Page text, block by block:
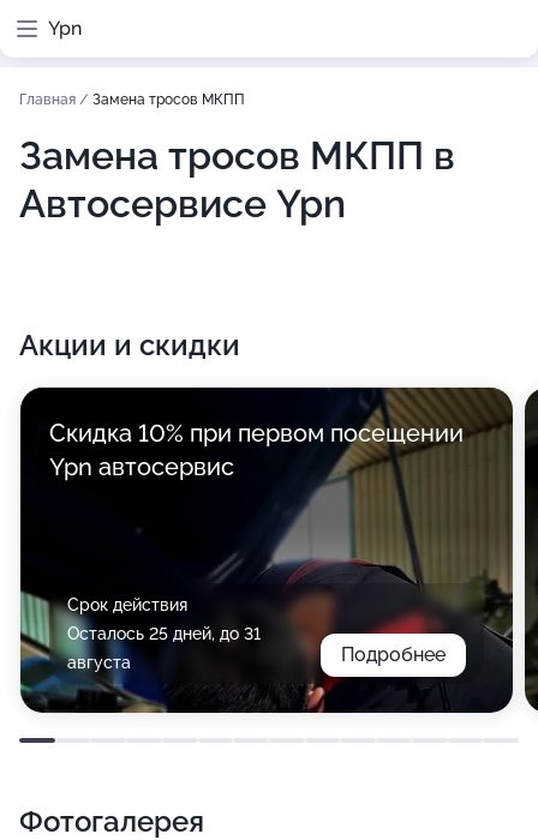
Ypn
Главная / Замена тросов МКПП
Замена тросов МКПП в
Автосервисе Ypn
Акции и скидки
Скидка 10% при первом посещении
Ypn автосервис
Срок действия
Осталось 25 дней, до 31
августа
Подробнее
Фотогалерея